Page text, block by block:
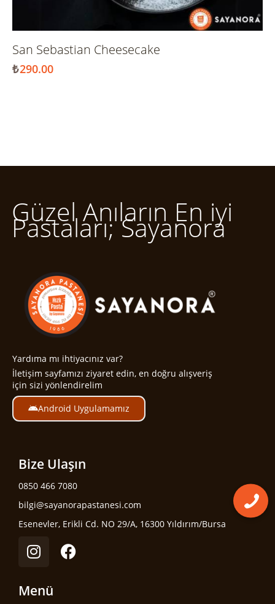
San Sebastian Cheesecake
₺290.00
Güzel Anıların En iyi
Pastaları; Sayanora
Yardıma mı ihtiyacınız var?
İletişim sayfamızı ziyaret edin, en doğru alışveriş
için sizi yönlendirelim
Android Uygulamamız
Bize Ulaşın
0850 466 7080
bilgi@sayanorapastanesi.com
Esenevler, Erikli Cd. NO 29/A, 16300 Yıldırım/Bursa
Menü